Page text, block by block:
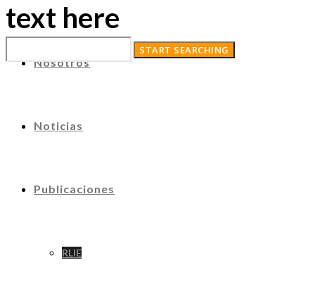
Nosotros
Noticias
Publicaciones
RLIE
text here